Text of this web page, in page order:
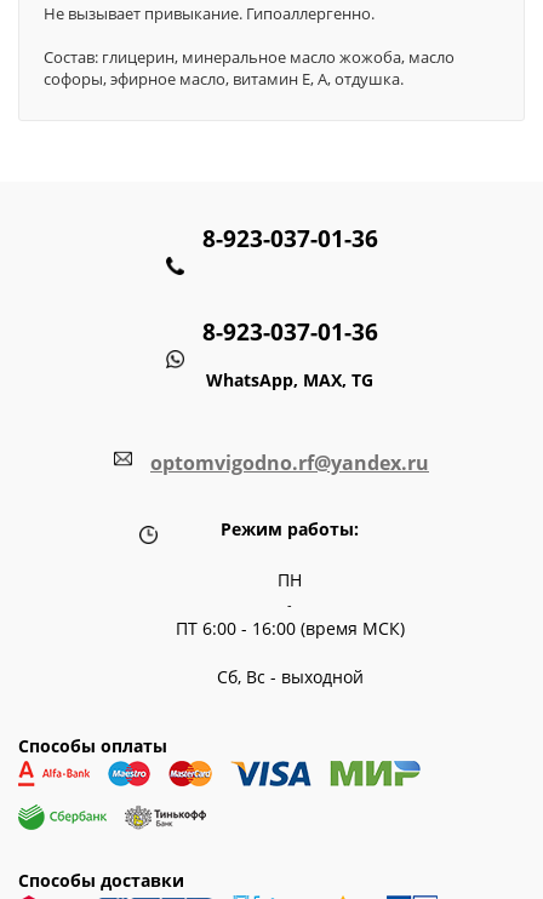
Не вызывает привыкание. Гипоаллергенно.
Состав: глицерин, минеральное масло жожоба, масло
софоры, эфирное масло, витамин Е, А, отдушка.
8-923-037-01-36
8-923-037-01-36
WhatsApp, MAX, TG
optomvigodno.rf@yandex.ru
Режим работы:
ПН
-
ПТ 6:00 - 16:00 (время МСК)
Сб, Вс - выходной
Способы оплаты
Способы доставки